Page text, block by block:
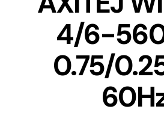
Iluminación y Material
Noticias
Proyectos
Sobre
4/6-
0.75/